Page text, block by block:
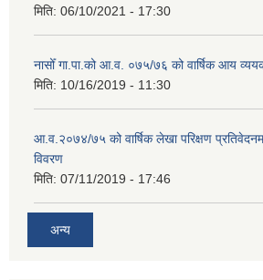
मिति: 06/10/2021 - 17:30
नासोँ गा.पा.को आ.व. ०७५/७६ को वार्षिक आय
मिति: 10/16/2019 - 11:30
आ.व.२०७४/७५ को वार्षिक लेखा परिक्षण
विवरण
मिति: 07/11/2019 - 17:46
अन्य